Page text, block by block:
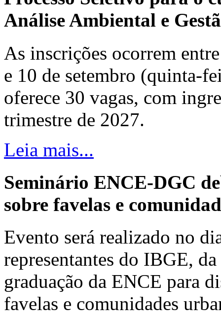
Análise Ambiental e
As inscrições ocorrem
e 10 de setembro (quinta-
oferece 30 vagas, com
trimestre de 2027.
Leia mais...
Seminário ENCE-DGC
sobre favelas e
Evento será realizado no
representantes do IBGE,
graduação da ENCE para
favelas e comunidades